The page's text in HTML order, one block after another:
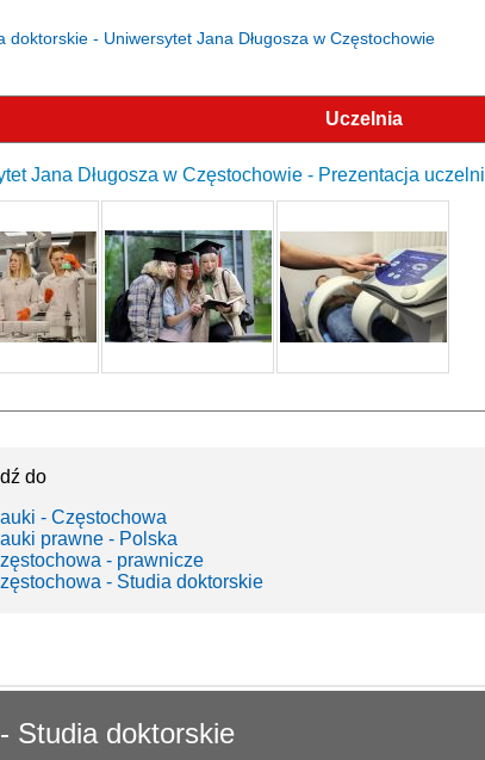
doktorskie - Uniwersytet Jana Długosza w Częstochowie
Uczelnia
Jana Długosza w Częstochowie - Prezentacja uczelni
do
- Częstochowa
prawne - Polska
- prawnicze
- Studia doktorskie
Studia doktorskie